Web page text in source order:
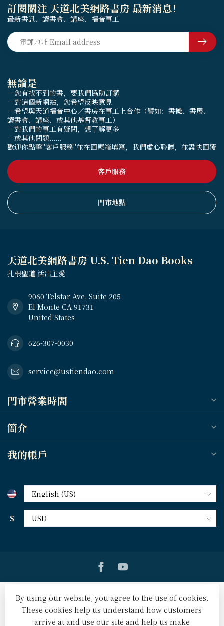
無論是
－您有找不到的書，要我們協助訂購
－對這個新網站，您希望反映意見
－希望與天道福音中心／書房在事工上合作（譬如：書攤、書展、
讀書會、講座、或其他基督教事工）
－對我們的事工有疑問，想了解更多
－或其他問題......
歡迎你點擊"客戶服務"並在回應箱填寫，我們虛心聆聽，並盡快回覆
客戶服務
門市地點
訂閱關注 天道北美網路書房 最新消息！
最新書訊、讀書會、講座、福音事工
天道北美網路書房 U.S. Tien Dao Books
扎根聖道 活出主愛
9060 Telstar Ave, Suite 205
El Monte CA 91731
United States
626-307-0030
service@ustiendao.com
門市營業時間
簡介
我的帳戶
$
© Copyright 2026 天道北美網路書房 U.S. Tien Dao Books
By using our website, you agree to the use of cookies.
These cookies help us understand how customers
arrive at and use our site and help us make